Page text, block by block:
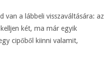
van a lábbeli visszaváltására: az
két, ma már egyik
cipőből kiinni valamit,